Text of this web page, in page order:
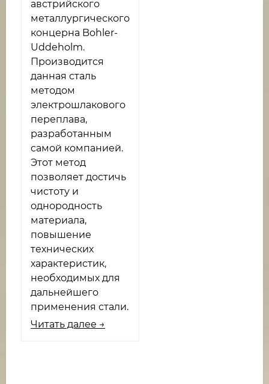
австрийского
металлургического
концерна Bohler-
Uddeholm.
Производится
данная сталь
методом
электрошлакового
переплава,
разработанным
самой компанией.
Этот метод
позволяет достичь
чистоту и
однородность
материала,
повышение
технических
характеристик,
необходимых для
дальнейшего
применения стали.
Читать далее →